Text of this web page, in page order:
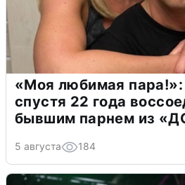
«Моя любимая пара!»:
спустя 22 года
бывшим парнем из
5 августа 184